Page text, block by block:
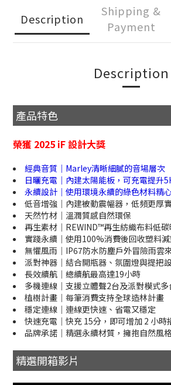
Description
Shipping &
Payment
Description
產品特色
榮獲 2025 iF 設計大獎
經典音質｜Marley清晰細膩的音場層次
日曬充電｜內建太陽能板，可充電提升
永續設計｜使用環境永續的綠色材料精
低音增強｜內建被動震幅器，低頻更厚
天然竹材｜溫潤質感自然環保
再生素材｜REWIND™再生紡織布料低碳
實踐永續｜使用100%消費後回收塑料
無懼風雨｜IP67防水防塵戶外冒險雨雲
派對神器｜結合開瓶器、氛圍燈與提把
長效續航｜總續航最高達19小時
多機連線｜支援立體聲2台及派對模式
植樹計畫｜每筆消費支持全球造林計畫
穩定連線｜連線更快速、省電又穩定
快速充電｜快充 15分，即可增加 2 小時
品牌承諾｜精選永續材質，擁抱自然風
精選開箱影片